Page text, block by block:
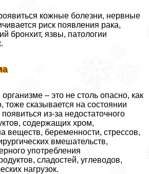
кожные болезни, нервные
риск появления paка,
бронхит, язвы, патологии
– это не столь опасно, как
тоже сказывается на состоянии
из-за недостаточного
содержащих хром,
веществ, беременности, стрессов,
вмешательств,
употрeбления
сладостей, углеводов,
нагрузок.